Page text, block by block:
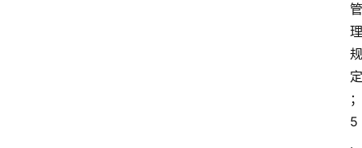
管
理
规
定
；
5
.